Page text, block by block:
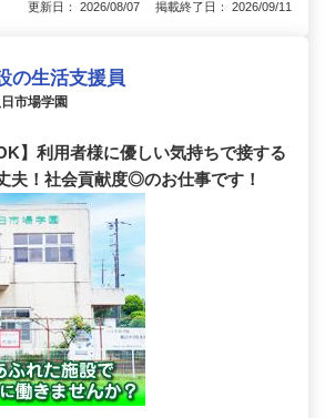
更新日： 2026/08/07 掲載終了日： 2026/09/11
の生活支援員
市場学園
】利用者様に優しい気持ちで接する
夫！社会貢献度◎のお仕事です！